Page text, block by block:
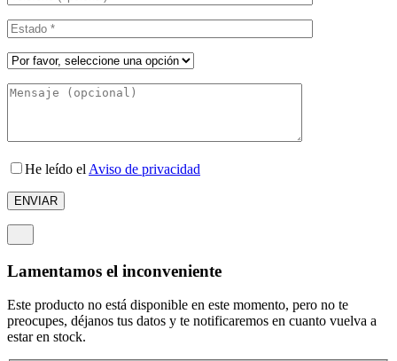
He leído el Aviso de privacidad
Lamentamos el inconveniente
Este producto no está disponible en este momento, pero no te
preocupes, déjanos tus datos y te notificaremos en cuanto vuelva a
estar en stock.